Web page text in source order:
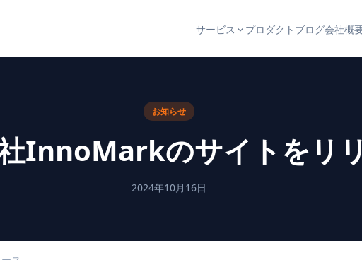
サービス プロダクト ブログ会社概
お知らせ
InnoMarkのサイトをリ
2024年10月16日